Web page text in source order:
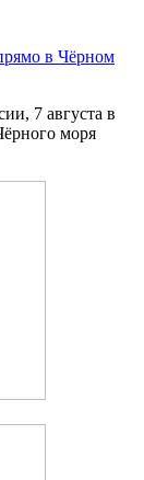
в Чёрном
7 августа в
моря